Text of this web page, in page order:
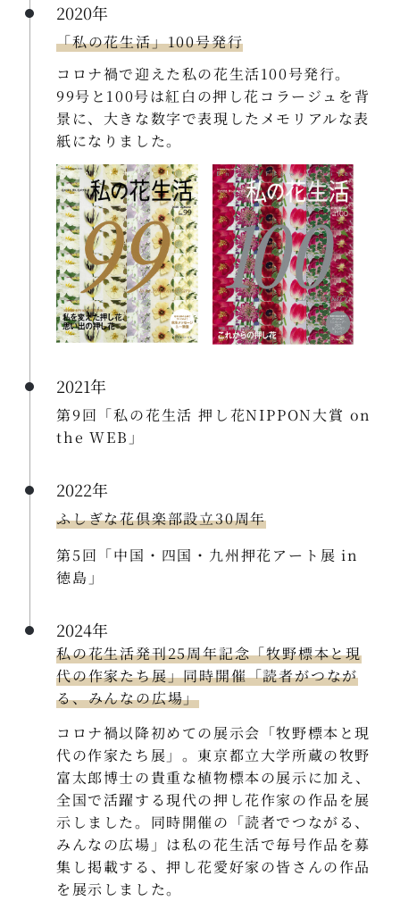
2020年
「私の花生活」100号発行
コロナ禍で迎えた私の花生活100号発行。
99号と100号は紅白の押し花コラージュを背
景に、大きな数字で表現したメモリアルな表
紙になりました。
2021年
第9回「私の花生活 押し花NIPPON大賞 on
the WEB」
2022年
ふしぎな花倶楽部設立30周年
第5回「中国・四国・九州押花アート展 in
徳島」
2024年
私の花生活発刊25周年記念「牧野標本と現
代の作家たち展」同時開催「読者がつなが
る、みんなの広場」
コロナ禍以降初めての展示会「牧野標本と現
代の作家たち展」。東京都立大学所蔵の牧野
富太郎博士の貴重な植物標本の展示に加え、
全国で活躍する現代の押し花作家の作品を展
示しました。同時開催の「読者でつながる、
みんなの広場」は私の花生活で毎号作品を募
集し掲載する、押し花愛好家の皆さんの作品
を展示しました。